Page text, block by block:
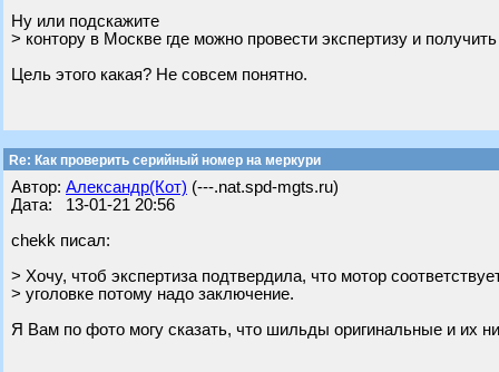
Ну или подскажите
> контору в Москве где можно провести экспертизу и
Цель этого какая? Не совсем понятно.
Re: Как проверить серийный номер на меркури
Автор: Александр(Кот) (---.nat.spd-mgts.ru)
Дата: 13-01-21 20:56
chekk писал:
> Хочу, чтоб экспертиза подтвердила, что мотор
> уголовке потому надо заключение.
Я Вам по фото могу сказать, что шильды оригинальные и их